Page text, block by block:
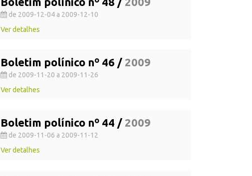
de 2009-12-04 a 2009-12-10
Ver detalhes
Boletim polínico nº 46 / 2009
de 2009-11-20 a 2009-11-26
Ver detalhes
Boletim polínico nº 44 / 2009
de 2009-11-06 a 2009-11-12
Ver detalhes